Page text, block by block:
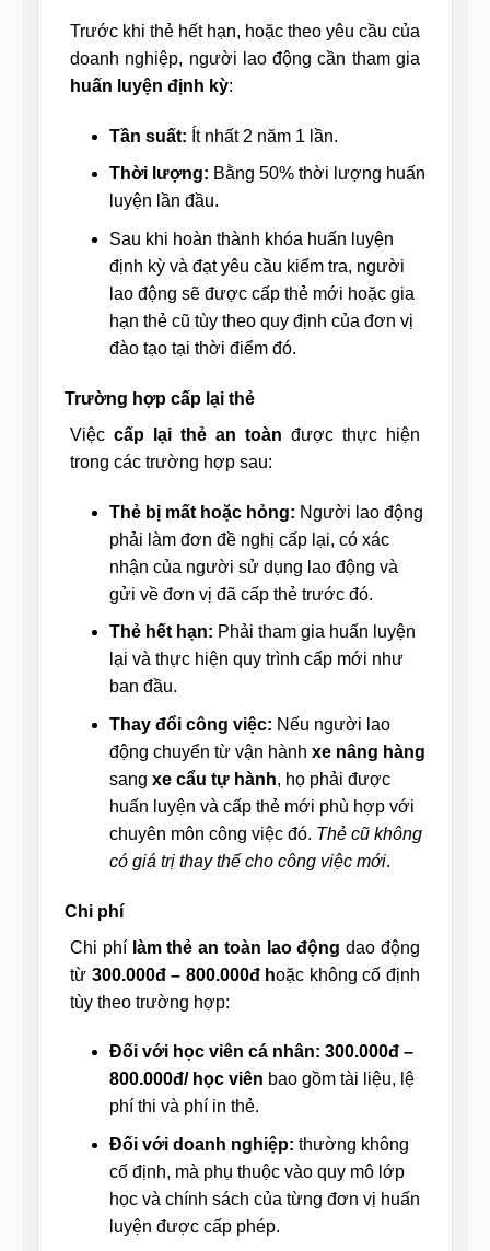
Trước khi thẻ hết hạn, hoặc theo yêu cầu của
doanh nghiệp, người lao động cần tham gia
huấn luyện định kỳ:
Tần suất: Ít nhất 2 năm 1 lần.
Thời lượng: Bằng 50% thời lượng huấn
luyện lần đầu.
Sau khi hoàn thành khóa huấn luyện
định kỳ và đạt yêu cầu kiểm tra, người
lao động sẽ được cấp thẻ mới hoặc gia
hạn thẻ cũ tùy theo quy định của đơn vị
đào tạo tại thời điểm đó.
Trường hợp cấp lại thẻ
Việc cấp lại thẻ an toàn được thực hiện
trong các trường hợp sau:
Thẻ bị mất hoặc hỏng: Người lao động
phải làm đơn đề nghị cấp lại, có xác
nhận của người sử dụng lao động và
gửi về đơn vị đã cấp thẻ trước đó.
Thẻ hết hạn: Phải tham gia huấn luyện
lại và thực hiện quy trình cấp mới như
ban đầu.
Thay đổi công việc: Nếu người lao
động chuyển từ vận hành xe nâng hàng
sang xe cẩu tự hành, họ phải được
huấn luyện và cấp thẻ mới phù hợp với
chuyên môn công việc đó. Thẻ cũ không
có giá trị thay thế cho công việc mới.
Chi phí
Chi phí làm thẻ an toàn lao độngdao động
từ 300.000đ – 800.000đ hoặc không cố định
tùy theo trường hợp:
Đối với học viên cá nhân: 300.000đ –
800.000đ/ học viên bao gồm tài liệu, lệ
phí thi và phí in thẻ.
Đối với doanh nghiệp: thường không
cố định, mà phụ thuộc vào quy mô lớp
học và chính sách của từng đơn vị huấn
luyện được cấp phép.